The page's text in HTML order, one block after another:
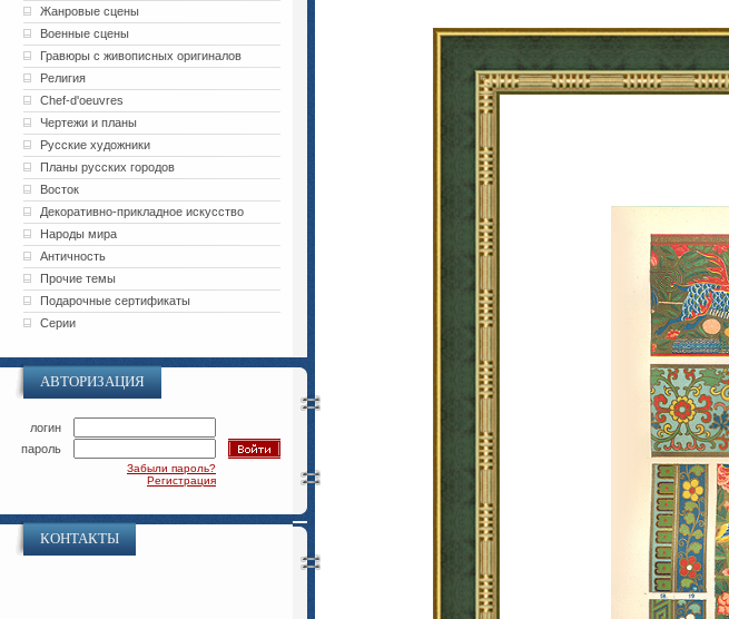
Жанровые сцены
Военные сцены
Гравюры с живописных оригиналов
Религия
Chef-d'oeuvres
Чертежи и планы
Русские художники
Планы русских городов
Восток
Декоративно-прикладное искусство
Народы мира
Античность
Прочие темы
Подарочные сертификаты
Серии
АВТОРИЗАЦИЯ
логин
пароль
Забыли пароль?
Регистрация
КОНТАКТЫ